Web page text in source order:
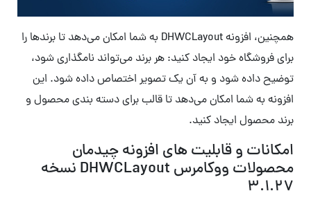
همچنین، افزونه DHWCLayout به شما امکان می‌دهد تا برندها را
برای فروشگاه خود ایجاد کنید: هر برند می‌تواند نامگذاری شود،
توضیح داده شود و به آن یک تصویر اختصاص داده شود. این
افزونه به شما امکان می‌دهد تا قالب برای دسته بندی محصول و
برند محصول ایجاد کنید.
امکانات و قابلیت های افزونه چیدمان
محصولات ووکامرس DHWCLayout نسخه
3.1.27